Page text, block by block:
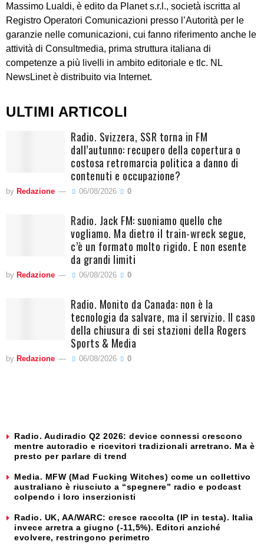
Massimo Lualdi, è edito da Planet s.r.l., società iscritta al
Registro Operatori Comunicazioni presso l’Autorità per le
garanzie nelle comunicazioni, cui fanno riferimento anche le
attività di Consultmedia, prima struttura italiana di
competenze a più livelli in ambito editoriale e tlc. NL
NewsLinet è distribuito via Internet.
ULTIMI ARTICOLI
Radio. Svizzera, SSR torna in FM
dall’autunno: recupero della copertura o
costosa retromarcia politica a danno di
contenuti e occupazione?
by Redazione 06/08/2026 0
Radio. Jack FM: suoniamo quello che
vogliamo. Ma dietro il train-wreck segue,
c’è un formato molto rigido. E non esente
da grandi limiti
by Redazione 06/08/2026 0
Radio. Monito da Canada: non è la
tecnologia da salvare, ma il servizio. Il caso
della chiusura di sei stazioni della Rogers
Sports & Media
by Redazione 06/08/2026 0
Radio. Audiradio Q2 2026: device connessi crescono
mentre autoradio e ricevitori tradizionali arretrano. Ma è
presto per parlare di trend
Media. MFW (Mad Fucking Witches) come un collettivo
australiano è riusciuto a “spegnere” radio e podcast
colpendo i loro inserzionisti
Radio. UK, AA/WARC: cresce raccolta (IP in testa). Italia
invece arretra a giugno (-11,5%). Editori anziché
evolvere, restringono perimetro